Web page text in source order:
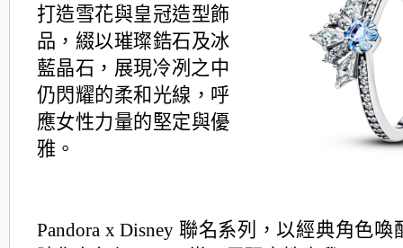
打造雪花與皇冠造型飾
品，綴以璀璨鋯石及冰
藍晶石， 展現冷冽之中
仍閃耀的柔和光線，呼
應女性力量的堅定與優
雅。
Pandora x Disney 聯名系列，以經典角色